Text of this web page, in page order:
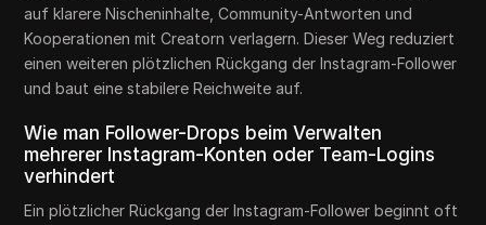
auf klarere Nischeninhalte, Community-Antworten und
Kooperationen mit Creatorn verlagern. Dieser Weg reduziert
einen weiteren plötzlichen Rückgang der Instagram-Follower
und baut eine stabilere Reichweite auf.
Wie man Follower-Drops beim Verwalten
mehrerer Instagram-Konten oder Team-Logins
verhindert
Ein plötzlicher Rückgang der Instagram-Follower beginnt oft